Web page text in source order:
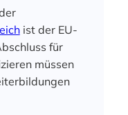
ist der EU-
für
müssen